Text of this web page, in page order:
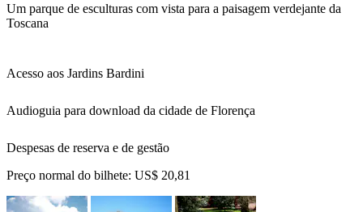
Um parque de esculturas com vista para a paisagem verdejante da
Toscana
Acesso aos Jardins Bardini
Audioguia para download da cidade de Florença
Despesas de reserva e de gestão
Preço normal do bilhete: US$ 20,81